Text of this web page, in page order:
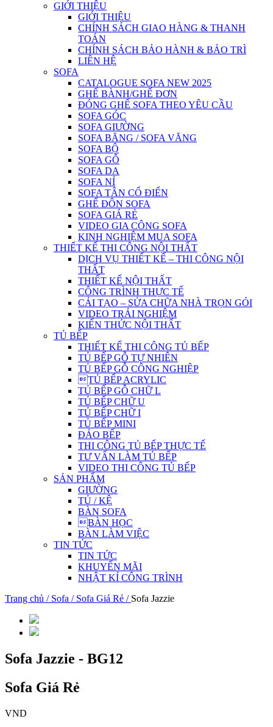
GIỚI THIỆU
GIỚI THIỆU
CHÍNH SÁCH GIAO HÀNG & THANH
TOÁN
CHÍNH SÁCH BẢO HÀNH & BẢO TRÌ
LIÊN HỆ
SOFA
CATALOGUE SOFA NEW 2025
GHẾ BÀNH/GHẾ ĐƠN
ĐÓNG GHẾ SOFA THEO YÊU CẦU
SOFA GÓC
SOFA GIƯỜNG
SOFA BĂNG / SOFA VĂNG
SOFA BỘ
SOFA GỖ
SOFA DA
SOFA NỈ
SOFA TÂN CỔ ĐIỂN
GHẾ ĐÔN SOFA
SOFA GIÁ RẺ
VIDEO GIA CÔNG SOFA
KINH NGHIỆM MUA SOFA
THIẾT KẾ THI CÔNG NỘI THẤT
DỊCH VỤ THIẾT KẾ – THI CÔNG NỘI
THẤT
THIẾT KẾ NỘI THẤT
CÔNG TRÌNH THỰC TẾ
CẢI TẠO – SỬA CHỮA NHÀ TRỌN GÓI
VIDEO TRẢI NGHIỆM
KIẾN THỨC NỘI THẤT
TỦ BẾP
THIẾT KẾ THI CÔNG TỦ BẾP
TỦ BẾP GỖ TỰ NHIÊN
TỦ BẾP GỖ CÔNG NGHIỆP
TỦ BẾP ACRYLIC
TỦ BẾP GỖ CHỮ L
TỦ BẾP CHỮ U
TỦ BẾP CHỮ I
TỦ BẾP MINI
ĐẢO BẾP
THI CÔNG TỦ BẾP THỰC TẾ
TƯ VẤN LÀM TỦ BẾP
VIDEO THI CÔNG TỦ BẾP
SẢN PHẨM
GIƯỜNG
TỦ / KỆ
BÀN SOFA
BÀN HỌC
BÀN LÀM VIỆC
TIN TỨC
TIN TỨC
KHUYẾN MÃI
NHẬT KÍ CÔNG TRÌNH
Trang chủ / Sofa / Sofa Giá Rẻ / Sofa Jazzie
Sofa Jazzie - BG12
Sofa Giá Rẻ
VND